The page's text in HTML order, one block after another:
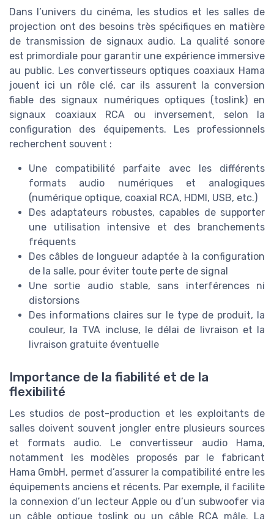
Dans l’univers du cinéma, les studios et les salles de
projection ont des besoins très spécifiques en matière
de transmission de signaux audio. La qualité sonore
est primordiale pour garantir une expérience immersive
au public. Les convertisseurs optiques coaxiaux Hama
jouent ici un rôle clé, car ils assurent la conversion
fiable des signaux numériques optiques (toslink) en
signaux coaxiaux RCA ou inversement, selon la
configuration des équipements. Les professionnels
recherchent souvent :
Une compatibilité parfaite avec les différents
formats audio numériques et analogiques
(numérique optique, coaxial RCA, HDMI, USB, etc.)
Des adaptateurs robustes, capables de supporter
une utilisation intensive et des branchements
fréquents
Des câbles de longueur adaptée à la configuration
de la salle, pour éviter toute perte de signal
Une sortie audio stable, sans interférences ni
distorsions
Des informations claires sur le type de produit, la
couleur, la TVA incluse, le délai de livraison et la
livraison gratuite éventuelle
Importance de la fiabilité et de la
flexibilité
Les studios de post-production et les exploitants de
salles doivent souvent jongler entre plusieurs sources
et formats audio. Le convertisseur audio Hama,
notamment les modèles proposés par le fabricant
Hama GmbH, permet d’assurer la compatibilité entre les
équipements anciens et récents. Par exemple, il facilite
la connexion d’un lecteur Apple ou d’un subwoofer via
un câble optique toslink ou un câble RCA mâle. La